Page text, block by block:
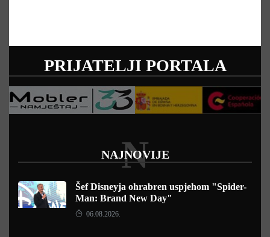
PRIJATELJI PORTALA
NAJNOVIJE
N
Šef Disneyja ohrabren uspjehom "Spider-
Man: Brand New Day"
06.08.2026.